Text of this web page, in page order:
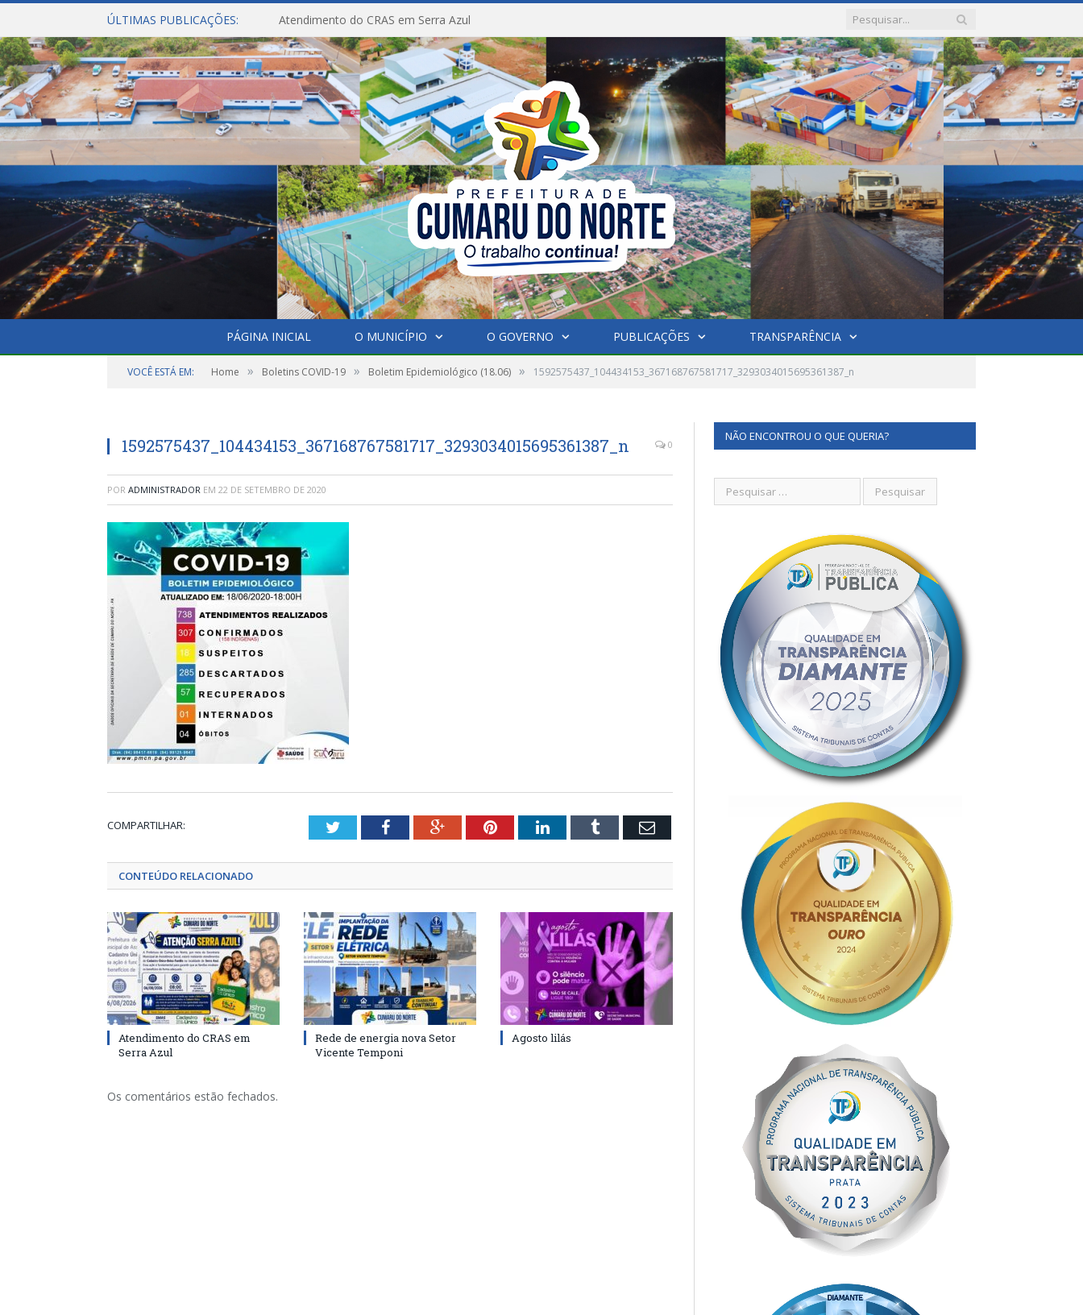
ÚLTIMAS PUBLICAÇÕES: Atendimento do CRAS em Serra Azul
PÁGINA INICIAL O MUNICÍPIO O GOVERNO PUBLICAÇÕES TRANSPARÊNCIA
VOCÊ ESTÁ EM: Home » Boletins COVID-19 » Boletim Epidemiológico (18.06) » 1592575437_104434153_367168767581717_3293034015695361387_n
1592575437_104434153_367168767581717_3293034015695361387_n 0
POR ADMINISTRADOR EM 22 DE SETEMBRO DE 2020
COMPARTILHAR: TwitterFacebookGoogle+PinterestLinkedInTumblr Email
CONTEÚDO RELACIONADO
Atendimento do CRAS em
Serra Azul
Rede de energia nova Setor
Vicente Temponi
Agosto lilás
Os comentários estão fechados.
NÃO ENCONTROU O QUE QUERIA?